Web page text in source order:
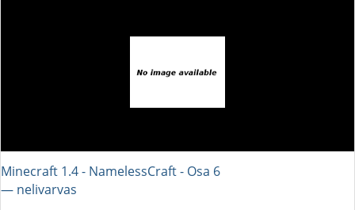
Minecraft 1.4 - NamelessCraft - Osa 6
― nelivarvas